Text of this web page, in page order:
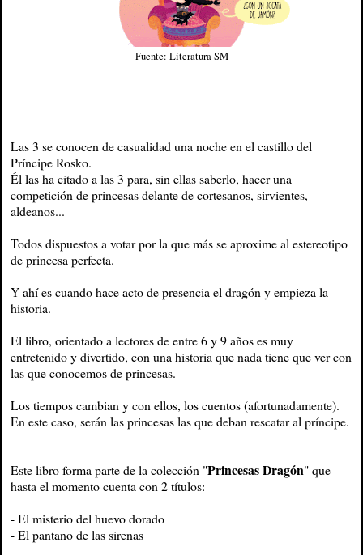
Fuente: Literatura SM
Las 3 se conocen de casualidad una noche en el castillo del
Príncipe Rosko.
Él las ha citado a las 3 para, sin ellas saberlo, hacer una
competición de princesas delante de cortesanos, sirvientes,
aldeanos...
Todos dispuestos a votar por la que más se aproxime al estereotipo
de princesa perfecta.
Y ahí es cuando hace acto de presencia el dragón y empieza la
historia.
El libro, orientado a lectores de entre 6 y 9 años es muy
entretenido y divertido, con una historia que nada tiene que ver con
las que conocemos de princesas.
Los tiempos cambian y con ellos, los cuentos (afortunadamente).
En este caso, serán las princesas las que deban rescatar al príncipe.
Este libro forma parte de la colección "Princesas Dragón" que
hasta el momento cuenta con 2 títulos:
- El misterio del huevo dorado
- El pantano de las sirenas